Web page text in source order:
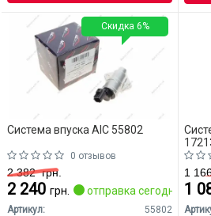
Система впуска AIC 55802
0 отзывов
2 382грн.
2 240 грн. отправка сегодня
Артикул:
55802
Скидка 6%
1
1